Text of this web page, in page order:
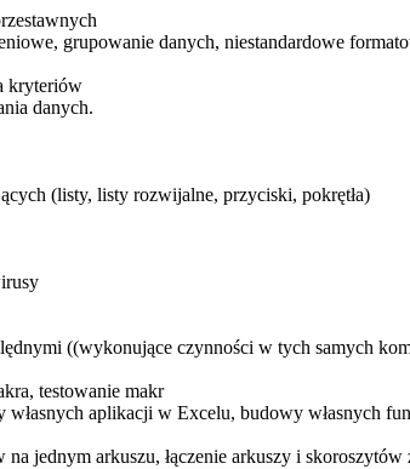
grupowanie danych, niestandardowe
kryteriów
danych.
(listy, listy rozwijalne, przyciski, pokrętła)
((wykonujące czynności w tych samych
testowanie makr
aplikacji w Excelu, budowy własnych
jednym arkuszu, łączenie arkuszy i